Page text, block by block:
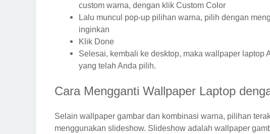
custom warna, dengan klik Custom Color
Lalu muncul pop-up pilihan warna, pilih dengan
inginkan
Klik Done
Selesai, kembali ke desktop, maka wallpaper laptop
yang telah Anda pilih.
Cara Mengganti Wallpaper Laptop
Selain wallpaper gambar dan kombinasi warna, pilihan
menggunakan slideshow. Slideshow adalah wallpaper